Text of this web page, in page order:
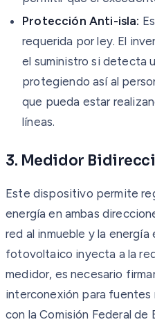
Protección Anti-isla:
requerida por ley. El
el suministro si detecta
protegiendo así al
que pueda estar
líneas.
3. Medidor
Este dispositivo permite
energía en ambas
red al inmueble y la
fotovoltaico inyecta a la
medidor, es necesario
interconexión para fuentes
con la Comisión Federal de